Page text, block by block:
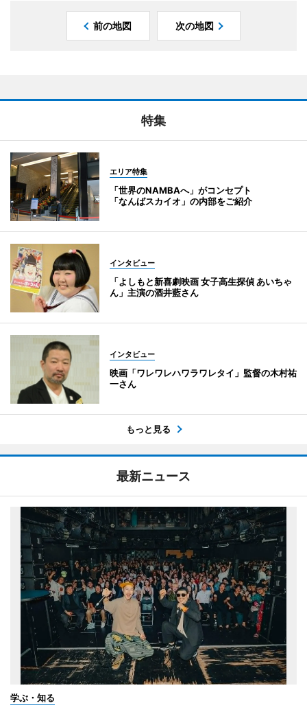
前の地図 次の地図
特集
エリア特集
「世界のNAMBAへ」がコンセプト
「なんばスカイオ」の内部をご紹介
インタビュー
「よしもと新喜劇映画 女子高生探偵 あいちゃ
ん」主演の酒井藍さん
インタビュー
映画「ワレワレハワラワレタイ」監督の木村祐
一さん
もっと見る
最新ニュース
学ぶ・知る